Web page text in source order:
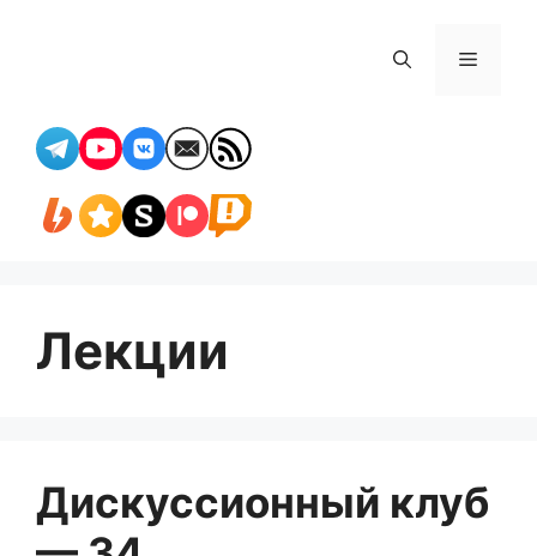
Меню
Лекции
Дискуссионный клуб